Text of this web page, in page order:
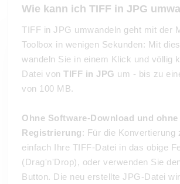
Wie kann ich TIFF in JPG
TIFF in JPG umwandeln geht mit der
Toolbox in wenigen Sekunden: Mit
wandeln Sie in einem Klick und völlig
Datei von TIFF in JPG um - bis zu
von 100 MB.
Ohne Software-Download und ohne
Registrierung: Für die Konvertierung
einfach Ihre TIFF-Datei in das obige
(Drag'n'Drop), oder verwenden Sie
Button. Die neu erstellte JPG-Datei